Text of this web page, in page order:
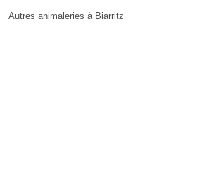
Autres animaleries à Biarritz